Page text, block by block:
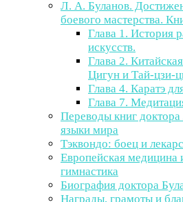
Л. А. Буланов.
боевого мастерства.
Глава 1. История
искусств.
Глава 2.
Цигун и Тай-цзи-
Глава 4. Каратэ
Глава 7.
Переводы книг
языки мира
Тэквондо: боец и
Европейская медицина
гимнастика
Биография доктора
Награды, грамоты и